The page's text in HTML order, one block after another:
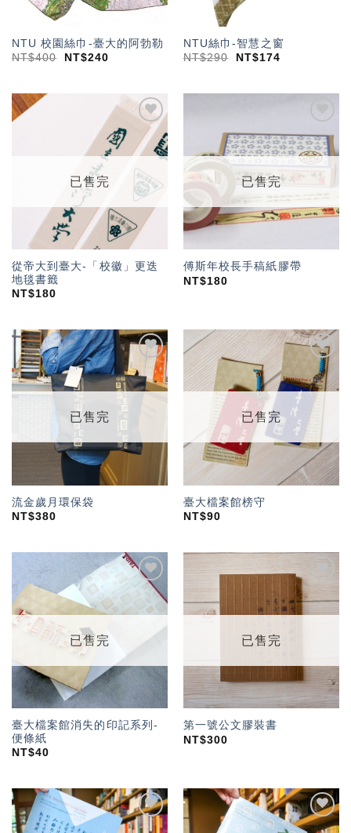
NTU 校園絲巾-臺大的阿勃勒
NT$400 NT$240
NTU絲巾-智慧之窗
NT$290 NT$174
加入
「願
望輕
已售完
從帝大到臺大-「校徽」更迭
地毯書籤
NT$180
加入
「願
望輕
已售完
傅斯年校長手稿紙膠帶
NT$180
加入
「願
望輕
已售完
流金歲月環保袋
NT$380
加入
「願
望輕
已售完
臺大檔案館榜守
NT$90
加入
望輕
已售完
臺大檔案館消失的印記系列-
便條紙
NT$40
「願
望輕
已售完
第一號公文膠裝書
NT$300
加入
加入